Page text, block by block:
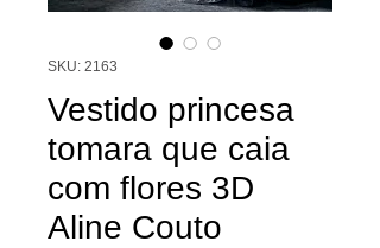
SKU: 2163
Vestido princesa
tomara que caia
com flores 3D
Aline Couto